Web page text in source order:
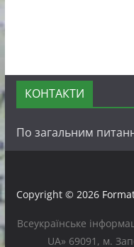
КОНТАКТИ
По загальним
Copyright © 2026
Всеукраїнське
UA» 69091, м.